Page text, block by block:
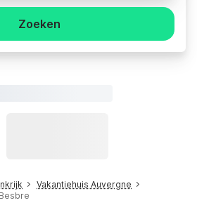
Zoeken
Vakantiehuis Auvergne